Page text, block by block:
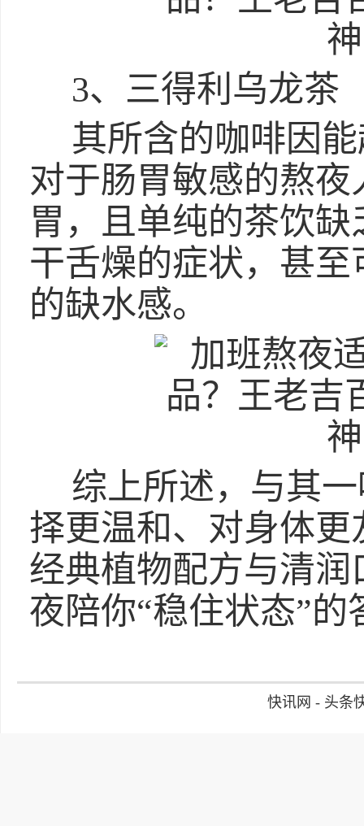
3、三得利乌龙茶
其所含的咖啡因
对于肠胃敏感的熬
胃，且单纯的茶饮
干舌燥的症状，甚
的缺水感。
综上所述，与其
择更温和、对身体
经典植物配方与清
夜陪你“稳住状态”的
快讯网 - 头条